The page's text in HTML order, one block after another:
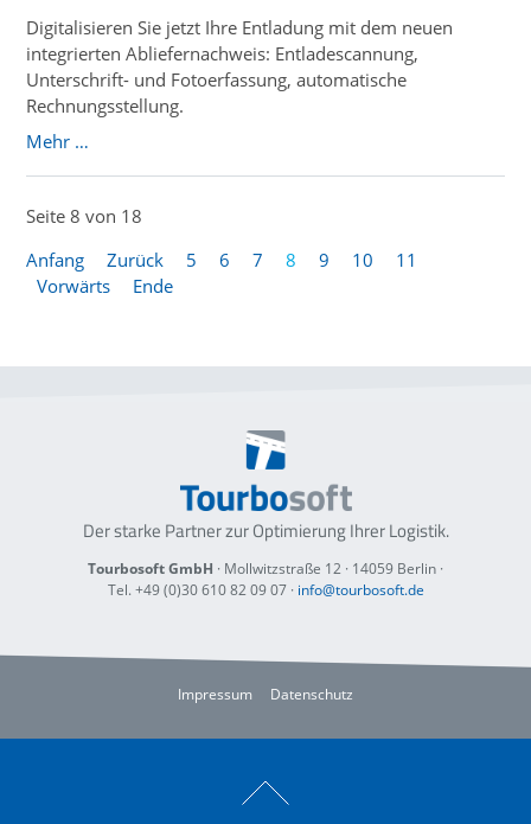
Digitalisieren Sie jetzt Ihre Entladung mit dem neuen
integrierten Abliefernachweis: Entladescannung,
Unterschrift- und Fotoerfassung, automatische
Rechnungsstellung.
Mehr …
Seite 8 von 18
Anfang
Zurück 5 6 7 8 9 10
11
Vorwärts
Ende
Der starke Partner zur OptimierungIhrer Logistik.
Tourbosoft GmbH · Mollwitzstraße 12 · 14059 Berlin ·
Tel. +49 (0)30 610 82 09 07· info@tourbosoft.de
Impressum Datenschutz